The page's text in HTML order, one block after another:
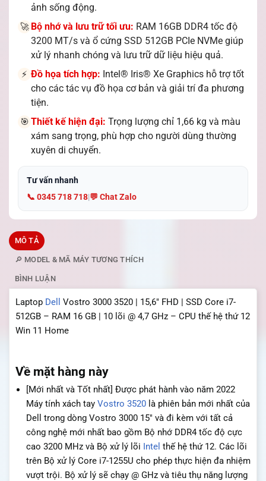
ảnh sống động.
🚀 Bộ nhớ và lưu trữ tối ưu: RAM 16GB DDR4 tốc độ
3200 MT/s và ổ cứng SSD 512GB PCIe NVMe giúp
xử lý nhanh chóng và lưu trữ dữ liệu hiệu quả.
⚡ Đồ họa tích hợp: Intel® Iris® Xe Graphics hỗ trợ tốt
cho các tác vụ đồ họa cơ bản và giải trí đa phương
tiện.
🎯 Thiết kế hiện đại: Trọng lượng chỉ 1,66 kg và màu
xám sang trọng, phù hợp cho người dùng thường
xuyên di chuyển.
Tư vấn nhanh
📞 0345 718 718|💬 Chat Zalo
MÔ TẢ
🔎 MODEL & MÃ MÁY TƯƠNG THÍCH
BÌNH LUẬN
Laptop Dell
Vostro 3000 3520 | 15,6″ FHD | SSD Core i7-
512GB – RAM 16 GB | 10 lõi @ 4,7 GHz – CPU thế hệ thứ 12
Win 11 Home
Về mặt hàng này
[Mới nhất và Tốt nhất] Được phát hành vào năm 2022
Máy tính xách tay Vostro 3520 là phiên bản mới nhất của
Dell trong dòng Vostro 3000 15″ và đi kèm với tất cả
công nghệ mới nhất bao gồm Bộ nhớ DDR4 tốc độ cực
cao 3200 MHz và Bộ xử lý lõi Intel thế hệ thứ 12. Các lõi
trên Bộ xử lý Core i7-1255U cho phép thực hiện đa nhiệm
vượt trội. Bộ xử lý sẽ chạy @ GHz và tiêu thụ năng lượng